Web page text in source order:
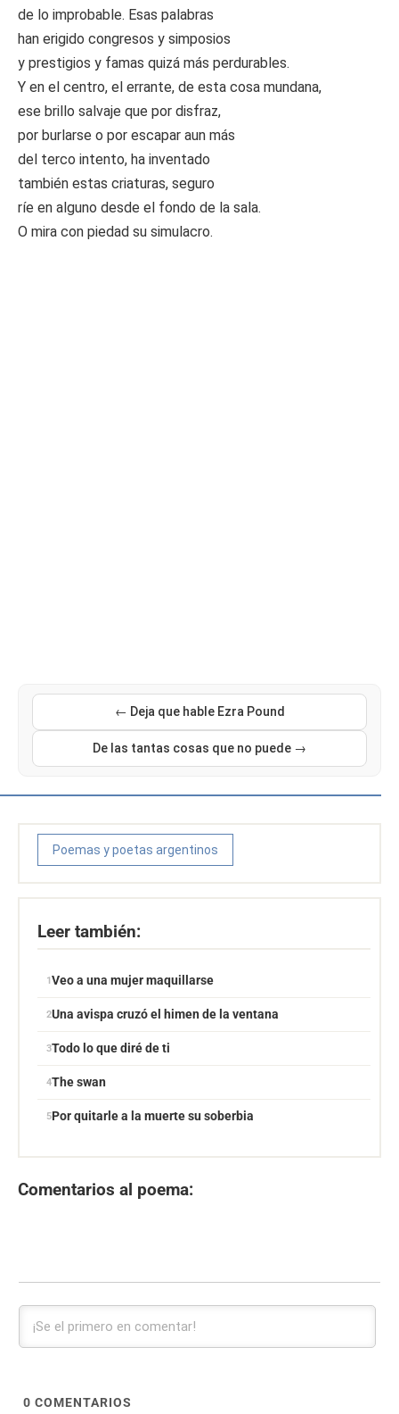
de lo improbable. Esas palabras
han erigido congresos y simposios
y prestigios y famas quizá más perdurables.
Y en el centro, el errante, de esta cosa mundana,
ese brillo salvaje que por disfraz,
por burlarse o por escapar aun más
del terco intento, ha inventado
también estas criaturas, seguro
ríe en alguno desde el fondo de la sala.
O mira con piedad su simulacro.
← Deja que hable Ezra Pound
De las tantas cosas que no puede →
Poemas y poetas argentinos
Leer también:
Veo a una mujer maquillarse
Una avispa cruzó el himen de la ventana
Todo lo que diré de ti
The swan
Por quitarle a la muerte su soberbia
Comentarios al poema:
0 COMENTARIOS